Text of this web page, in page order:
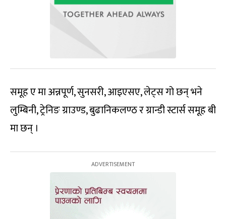
समूह ए मा अन्नपूर्ण, सुनसरी, आइएसए, लेट्स गो छन् भने
लुम्बिनी, ट्रेनिङ ग्राउण्ड, बुढानिकलण्ठ र ग्रान्डी स्टार्स समूह बी
मा छन् ।